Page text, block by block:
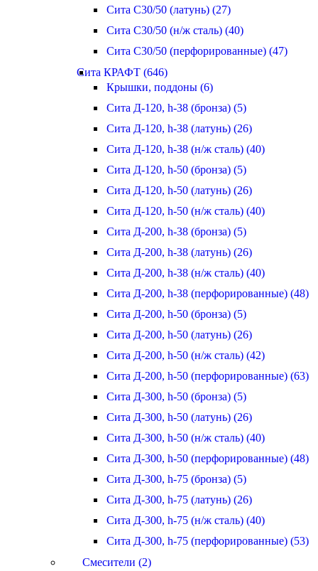
Сита С30/50 (латунь) (27)
Сита С30/50 (н/ж сталь) (40)
Сита С30/50 (перфорированные) (47)
Сита КРАФТ (646)
Крышки, поддоны (6)
Сита Д-120, h-38 (бронза) (5)
Сита Д-120, h-38 (латунь) (26)
Сита Д-120, h-38 (н/ж сталь) (40)
Сита Д-120, h-50 (бронза) (5)
Сита Д-120, h-50 (латунь) (26)
Сита Д-120, h-50 (н/ж сталь) (40)
Сита Д-200, h-38 (бронза) (5)
Сита Д-200, h-38 (латунь) (26)
Сита Д-200, h-38 (н/ж сталь) (40)
Сита Д-200, h-38 (перфорированные) (48)
Сита Д-200, h-50 (бронза) (5)
Сита Д-200, h-50 (латунь) (26)
Сита Д-200, h-50 (н/ж сталь) (42)
Сита Д-200, h-50 (перфорированные) (63)
Сита Д-300, h-50 (бронза) (5)
Сита Д-300, h-50 (латунь) (26)
Сита Д-300, h-50 (н/ж сталь) (40)
Сита Д-300, h-50 (перфорированные) (48)
Сита Д-300, h-75 (бронза) (5)
Сита Д-300, h-75 (латунь) (26)
Сита Д-300, h-75 (н/ж сталь) (40)
Сита Д-300, h-75 (перфорированные) (53)
Смесители (2)